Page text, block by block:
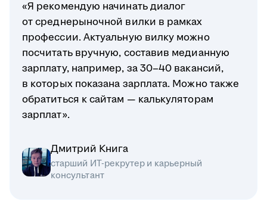
«Я рекомендую начинать диалог
от среднерыночной вилки в рамках
профессии. Актуальную вилку можно
посчитать вручную, составив медианную
зарплату, например, за 30–40 вакансий,
в которых показана зарплата. Можно также
обратиться к сайтам — калькуляторам
зарплат».
Дмитрий Книга
старший ИТ-рекрутер и карьерный
консультант